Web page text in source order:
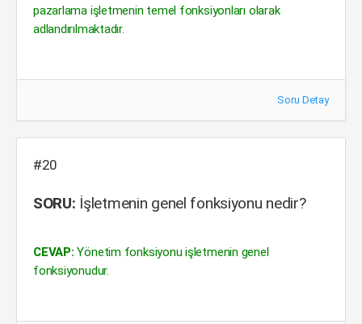
pazarlama işletmenin temel fonksiyonları olarak
adlandırılmaktadır.
Soru Detay
#20
SORU: İşletmenin genel fonksiyonu nedir?
CEVAP: Yönetim fonksiyonu işletmenin genel
fonksiyonudur.